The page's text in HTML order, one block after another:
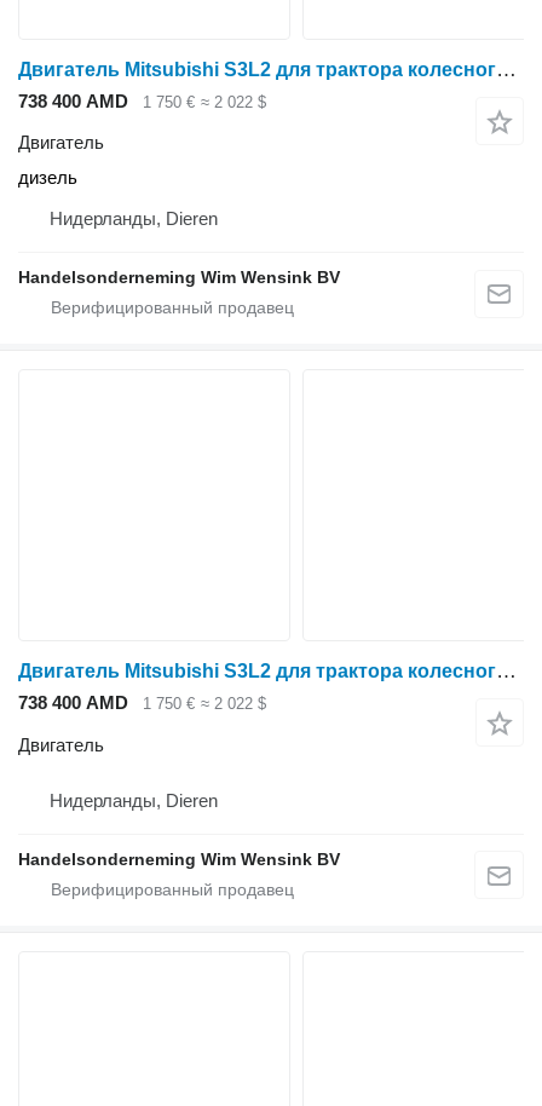
Двигатель Mitsubishi S3L2 для трактора колесного Mitsubishi MT230D
738 400 AMD 1 750 € ≈ 2 022 $
Двигатель
дизель
Нидерланды, Dieren
Handelsonderneming Wim Wensink BV
Двигатель Mitsubishi S3L2 для трактора колесного New Holland
738 400 AMD 1 750 € ≈ 2 022 $
Двигатель
Нидерланды, Dieren
Handelsonderneming Wim Wensink BV